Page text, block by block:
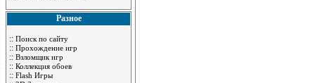
Разное
:: Поиск по сайту
:: Прохождение игр
:: Взломщик игр
:: Коллекция обоев
:: Flash Игры